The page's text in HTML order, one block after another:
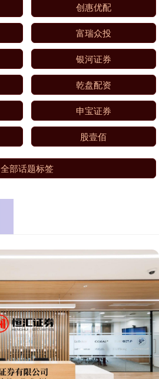
创惠优配
富瑞众投
银河证券
乾盘配资
申宝证券
股壹佰
全部话题标签